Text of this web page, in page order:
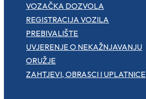
VOZAČKA DOZVOLA
REGISTRACIJA VOZILA
PREBIVALIŠTE
UVJERENJE O NEKAŽNJAVANJU
ORUŽJE
ZAHTJEVI, OBRASCI I UPLATNICE